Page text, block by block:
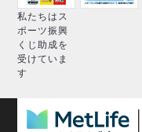
私たちはス
ポーツ振興
くじ助成を
受けていま
す